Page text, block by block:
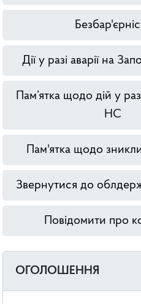
Дії у разі аварії на
Пам’ятка щодо дій у
НС
Пам'ятка щодо
Звернутися до
Повідомити про
ОГОЛОШЕННЯ